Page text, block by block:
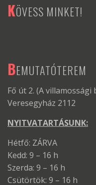
KÖVESS MINKET!
BEMUTATÓTEREM
Fő út 2. (A
Veresegyház 2112
NYITVATARTÁSUNK:
Hétfő: ZÁRVA
Kedd: 9 – 16 h
Szerda: 9 – 16 h
Csütörtök: 9 – 16 h